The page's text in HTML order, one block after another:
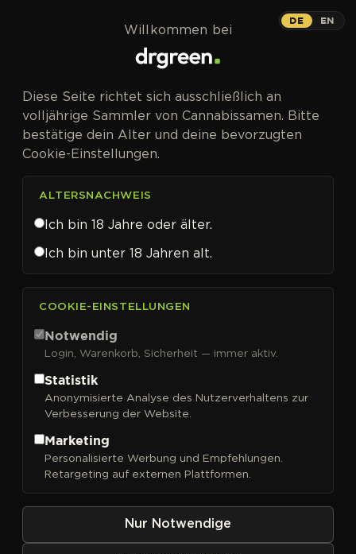
Seedsman
Sortieren nach
DE EN
Willkommen bei
Diese Seite richtet sich ausschließlich an
volljährige Sammler von Cannabissamen. Bitte
bestätige dein Alter und deine bevorzugten
Cookie-Einstellungen.
ALTERSNACHWEIS
Ich bin 18 Jahre oder älter.
Ich bin unter 18 Jahren alt.
COOKIE-EINSTELLUNGEN
Notwendig
Login, Warenkorb, Sicherheit — immer aktiv.
Statistik
Anonymisierte Analyse des Nutzerverhaltens zur
Verbesserung der Website.
Marketing
Personalisierte Werbung und Empfehlungen.
Retargeting auf externen Plattformen.
Nur Notwendige